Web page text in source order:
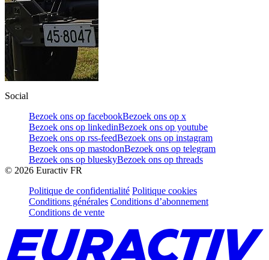
Social
Bezoek ons op facebookBezoek ons op x
Bezoek ons op linkedinBezoek ons op youtube
Bezoek ons op rss-feedBezoek ons op instagram
Bezoek ons op mastodonBezoek ons op telegram
Bezoek ons op blueskyBezoek ons op threads
© 2026 Euractiv FR
Politique de confidentialité Politique cookies
Conditions générales Conditions d’abonnement
Conditions de vente